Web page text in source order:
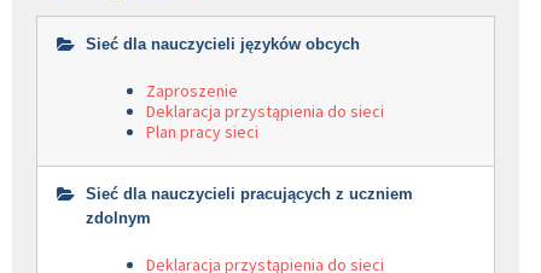
Sieć dla nauczycieli języków obcych
Zaproszenie
Deklaracja przystąpienia do sieci
Plan pracy sieci
Sieć dla nauczycieli pracujących z uczniem
zdolnym
Deklaracja przystąpienia do sieci